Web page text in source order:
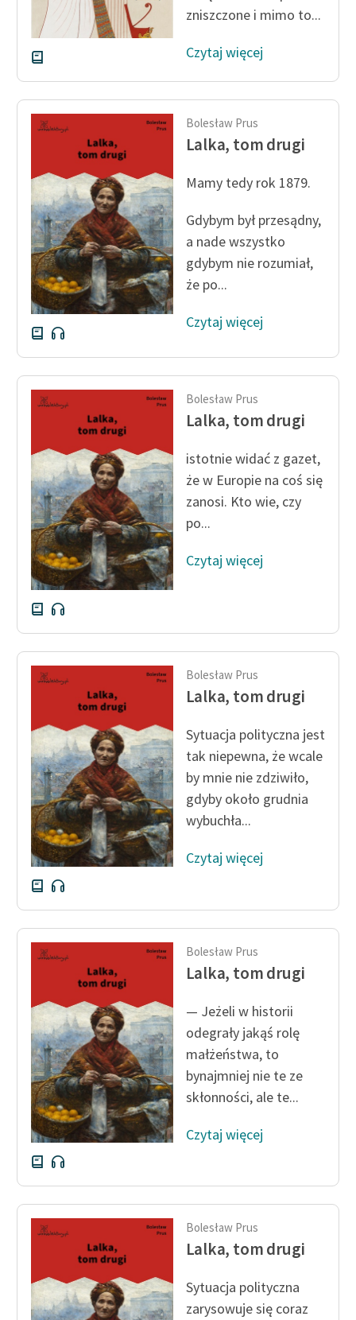
Deklaracja dostępności
zniszczone i mimo to...
Czytaj więcej
Bolesław Prus
Lalka, tom drugi
Mamy tedy rok 1879.
Gdybym był przesądny,
a nade wszystko
gdybym nie rozumiał,
że po...
Czytaj więcej
Bolesław Prus
Lalka, tom drugi
istotnie widać z gazet,
że w Europie na coś się
zanosi. Kto wie, czy
po...
Czytaj więcej
Bolesław Prus
Lalka, tom drugi
Sytuacja polityczna jest
tak niepewna, że wcale
by mnie nie zdziwiło,
gdyby około grudnia
wybuchła...
Czytaj więcej
Bolesław Prus
Lalka, tom drugi
— Jeżeli w historii
odegrały jakąś rolę
małżeństwa, to
bynajmniej nie te ze
skłonności, ale te...
Czytaj więcej
Bolesław Prus
Lalka, tom drugi
Sytuacja polityczna
zarysowuje się coraz